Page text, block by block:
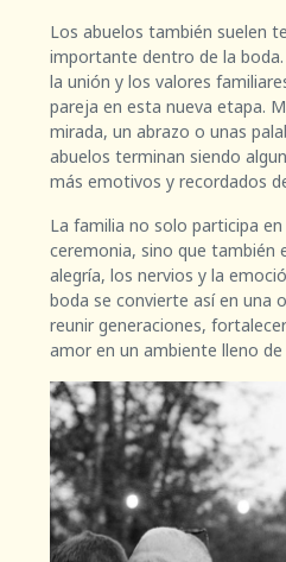
Los abuelos también suelen
importante dentro de la
la unión y los valores
pareja en esta nueva etapa.
mirada, un abrazo o unas
abuelos terminan siendo
más emotivos y recordados
La familia no solo participa
ceremonia, sino que también
alegría, los nervios y la
boda se convierte así en una
reunir generaciones,
amor en un ambiente lleno de